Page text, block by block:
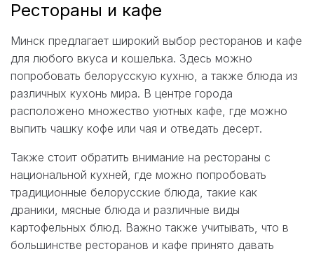
Рестораны и кафе
Минск предлагает широкий выбор ресторанов и кафе
для любого вкуса и кошелька. Здесь можно
попробовать белорусскую кухню, а также блюда из
различных кухонь мира. В центре города
расположено множество уютных кафе, где можно
выпить чашку кофе или чая и отведать десерт.
Также стоит обратить внимание на рестораны с
национальной кухней, где можно попробовать
традиционные белорусские блюда, такие как
драники, мясные блюда и различные виды
картофельных блюд. Важно также учитывать, что в
большинстве ресторанов и кафе принято давать